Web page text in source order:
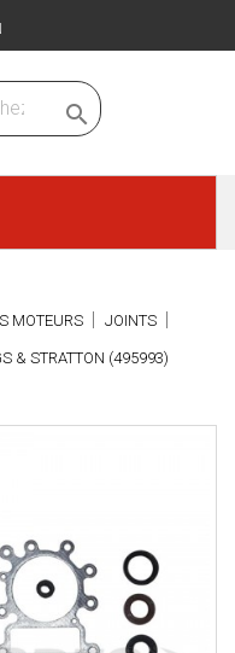

MOTEURS JOINTS
& STRATTON (495993)